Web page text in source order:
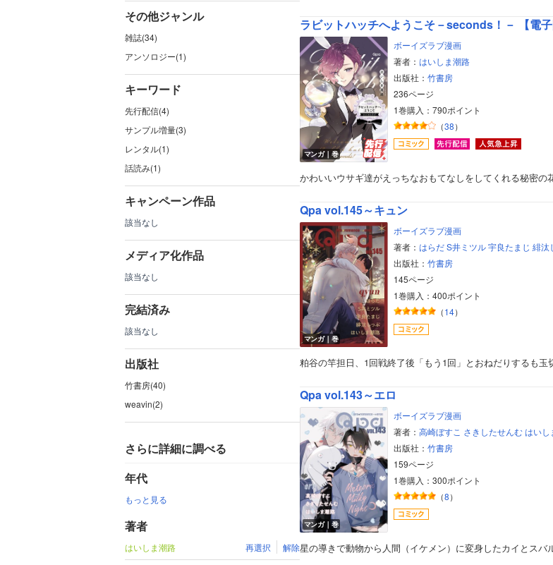
その他ジャンル
雑誌(34)
アンソロジー(1)
キーワード
先行配信(4)
サンプル増量(3)
レンタル(1)
話読み(1)
キャンペーン作品
該当なし
メディア化作品
該当なし
完結済み
該当なし
出版社
竹書房(40)
weavin(2)
さらに詳細に調べる
年代
もっと見る
著者
はいしま潮路 再選択 解除
ラビットハッチへようこそ－seconds！－ 【電子
マンガ｜巻
ボーイズラブ漫画
著者： はいしま潮路
出版社： 竹書房
236ページ
1巻購入：790ポイント
（38）
かわいいウサギ達がえっちなおもてなしをしてくれる秘密
Qpa vol.145～キュン
マンガ｜巻
ボーイズラブ漫画
著者： はらだ S井ミツル 宇良たまじ 緋汰
出版社： 竹書房
145ページ
1巻購入：400ポイント
（14）
粕谷の竿担日、1回戦終了後「もう1回」とおねだりするも
Qpa vol.143～エロ
マンガ｜巻
ボーイズラブ漫画
著者： 高崎ぼすこ さきしたせんむ はいし
出版社： 竹書房
159ページ
1巻購入：300ポイント
（8）
星の導きで動物から人間（イケメン）に変身したカイとス